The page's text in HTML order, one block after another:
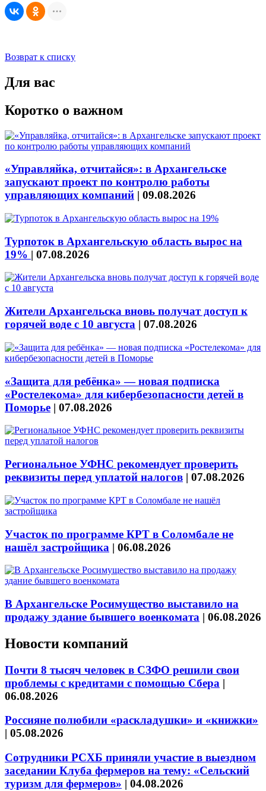
Возврат к списку
Для вас
Коротко о важном
«Управляйка, отчитайся»: в Архангельске
запускают проект по контролю работы
управляющих компаний | 09.08.2026
Турпоток в Архангельскую область вырос на
19% | 07.08.2026
Жители Архангельска вновь получат доступ к
горячей воде с 10 августа | 07.08.2026
«Защита для ребёнка» — новая подписка
«Ростелекома» для кибербезопасности детей в
Поморье | 07.08.2026
Региональное УФНС рекомендует проверить
реквизиты перед уплатой налогов | 07.08.2026
Участок по программе КРТ в Соломбале не
нашёл застройщика | 06.08.2026
В Архангельске Росимущество выставило на
продажу здание бывшего военкомата | 06.08.2026
Новости компаний
Почти 8 тысяч человек в СЗФО решили свои
проблемы с кредитами с помощью Сбера |
06.08.2026
Россияне полюбили «раскладушки» и «книжки»
| 05.08.2026
Сотрудники РСХБ приняли участие в выездном
заседании Клуба фермеров на тему: «Сельский
туризм для фермеров» | 04.08.2026